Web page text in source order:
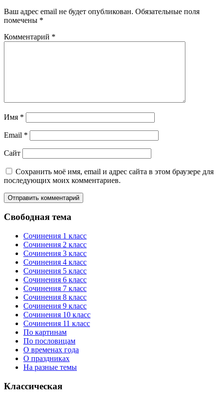
Ваш адрес email не будет опубликован. Обязательные поля
помечены *
Комментарий *
Имя *
Email *
Сайт
Сохранить моё имя, email и адрес сайта в этом браузере для
последующих моих комментариев.
Свободная тема
Сочинения 1 класс
Сочинения 2 класс
Сочинения 3 класс
Сочинения 4 класс
Сочинения 5 класс
Сочинения 6 класс
Сочинения 7 класс
Сочинения 8 класс
Сочинения 9 класс
Сочинения 10 класс
Сочинения 11 класс
По картинам
По пословицам
О временах года
О праздниках
На разные темы
Классическая